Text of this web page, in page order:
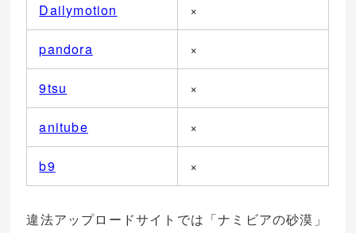
Dailymotion ×
pandora ×
9tsu ×
anitube ×
b9 ×
違法アップロードサイトでは「ナミビアの砂漠」